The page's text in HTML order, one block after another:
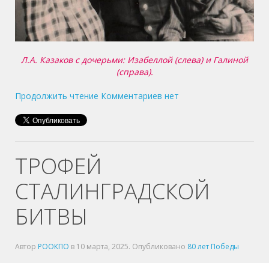
Л.А. Казаков с дочерьми: Изабеллой (слева) и Галиной
(справа).
Продолжить чтение Комментариев нет
ТРОФЕЙ
СТАЛИНГРАДСКОЙ
БИТВЫ
Автор РООКПО в 10 марта, 2025. Опубликовано 80 лет Победы